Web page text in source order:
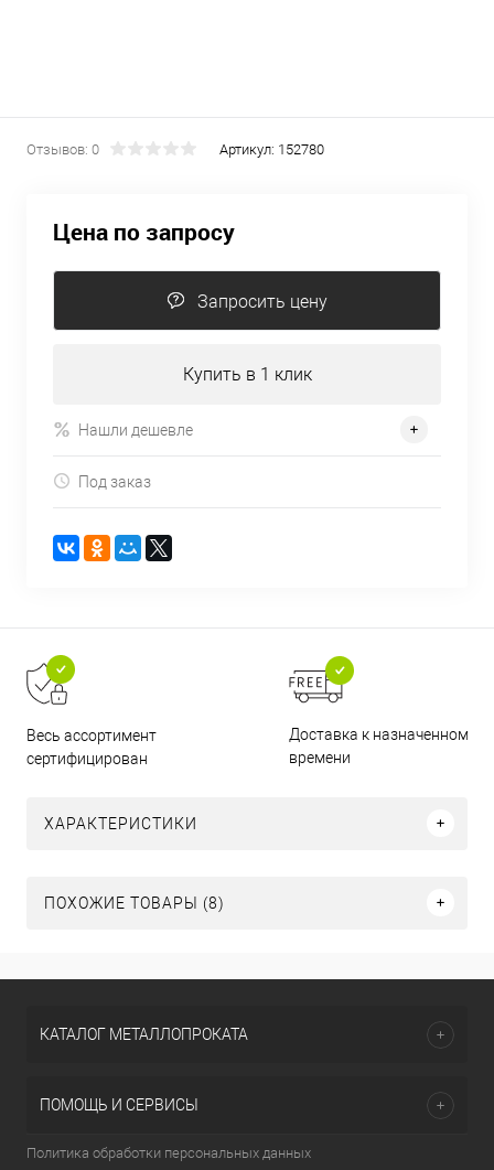
Отзывов: 0 Артикул: 152780
Цена по запросу
Запросить цену
Купить в 1 клик
Нашли дешевле
Под заказ
Весь ассортимент
сертифицирован
Доставка к назначенному
времени
ХАРАКТЕРИСТИКИ
ПОХОЖИЕ ТОВАРЫ (8)
КАТАЛОГ МЕТАЛЛОПРОКАТА
ПОМОЩЬ И СЕРВИСЫ
Политика обработки персональных данных